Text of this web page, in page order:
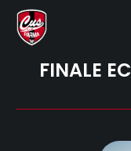
FINALE